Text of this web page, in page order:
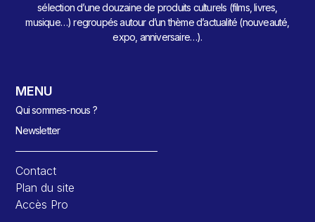
sélection d’une douzaine de produits culturels (films, livres,
musique…) regroupés autour d’un thème d’actualité (nouveauté,
expo, anniversaire…).
MENU
Qui sommes-nous ?
Newsletter
Contact
Plan du site
Accès Pro